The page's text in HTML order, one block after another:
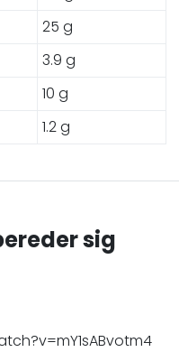
25 g
3.9 g
10 g
1.2 g
sig